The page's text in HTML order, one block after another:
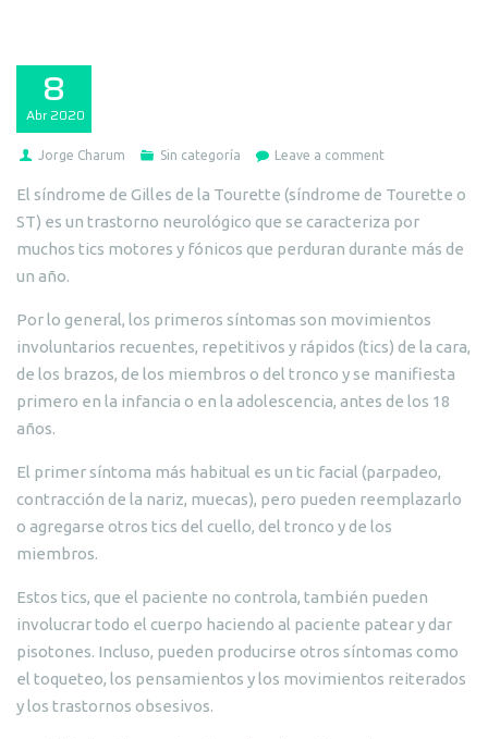
8
Abr 2020
Jorge Charum Sin categoría Leave a comment
El síndrome de Gilles de la Tourette (síndrome de Tourette o
ST) es un trastorno neurológico que se caracteriza por
muchos tics motores y fónicos que perduran durante más de
un año.
Por lo general, los primeros síntomas son movimientos
involuntarios recuentes, repetitivos y rápidos (tics) de la cara,
de los brazos, de los miembros o del tronco y se manifiesta
primero en la infancia o en la adolescencia, antes de los 18
años.
El primer síntoma más habitual es un tic facial (parpadeo,
contracción de la nariz, muecas), pero pueden reemplazarlo
o agregarse otros tics del cuello, del tronco y de los
miembros.
Estos tics, que el paciente no controla, también pueden
involucrar todo el cuerpo haciendo al paciente patear y dar
pisotones. Incluso, pueden producirse otros síntomas como
el toqueteo, los pensamientos y los movimientos reiterados
y los trastornos obsesivos.